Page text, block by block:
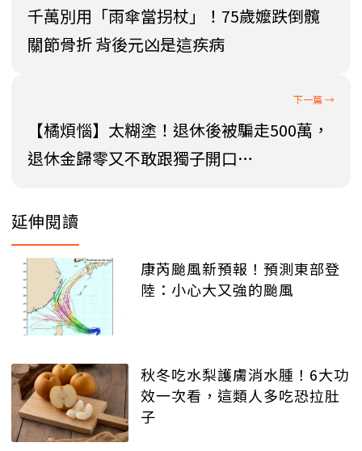
千萬別用「雨傘當拐杖」！75歲嬤跌倒髖
關節骨折 背後元凶是這疾病
【橘煩惱】太糊塗！退休後被騙走500萬，
退休金歸零又不敢跟獨子開口…
延伸閱讀
康芮颱風新預報！預測東部登
陸：小心大又強的颱風
秋冬吃水梨護膚消水腫！6大功
效一次看，這類人多吃恐拉肚
子